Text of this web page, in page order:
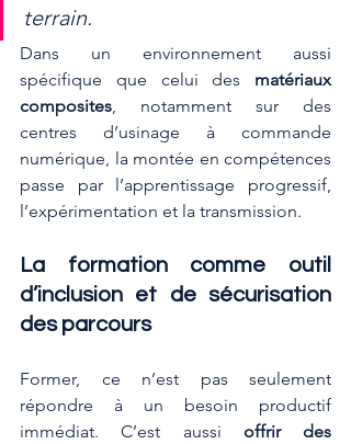
terrain.
Dans un environnement aussi
spécifique que celui des matériaux
composites, notamment sur des
centres d’usinage à commande
numérique, la montée en compétences
passe par l’apprentissage progressif,
l’expérimentation et la transmission.
La formation comme outil
d’inclusion et de sécurisation
des parcours
Former, ce n’est pas seulement
répondre à un besoin productif
immédiat. C’est aussi offrir des